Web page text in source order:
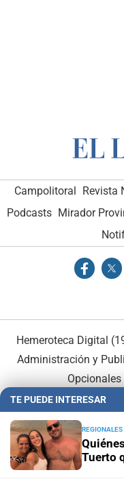
Campolitoral Revista
Podcasts Mirador
Hemeroteca Digital
Administración y
TE PUEDE INTERESAR
REGIONALES
Tuerto